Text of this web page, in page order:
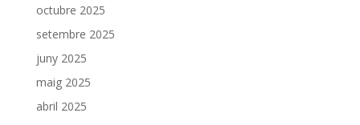
octubre 2025
setembre 2025
juny 2025
maig 2025
abril 2025